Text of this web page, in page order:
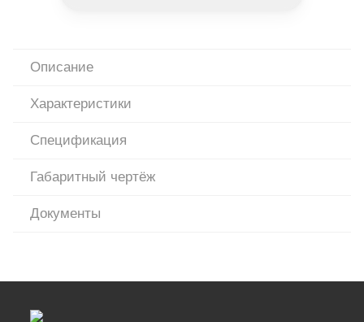
Описание
Характеристики
Спецификация
Габаритный чертёж
Документы